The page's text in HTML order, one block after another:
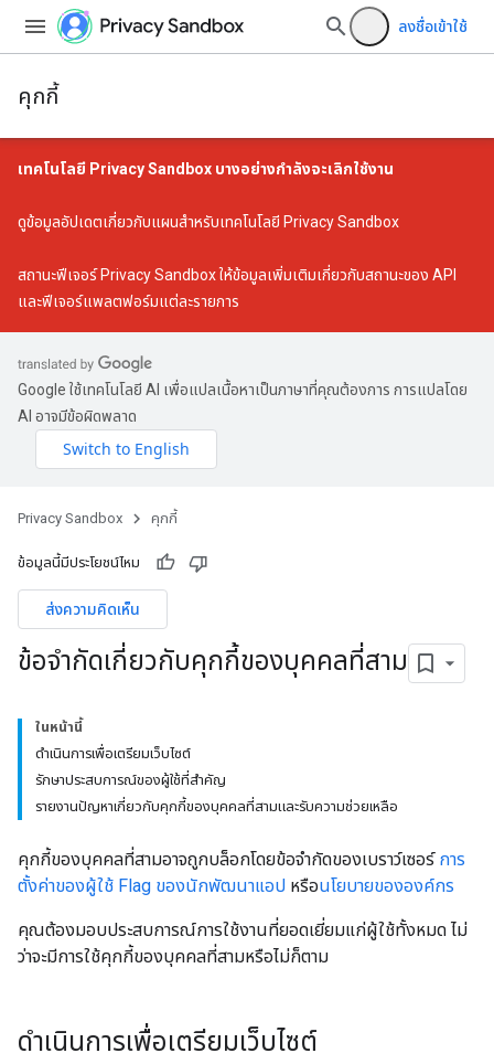
ลงชื่อเข้าใช้
คุกกี้
เทคโนโลยี Privacy Sandbox บางอย่างกำลังจะเลิกใช้งาน
ดูข้อมูลอัปเดตเกี่ยวกับแผนสำหรับเทคโนโลยี Privacy Sandbox
สถานะฟีเจอร์ Privacy Sandboxให้ข้อมูลเพิ่มเติมเกี่ยวกับสถานะของ API
และฟีเจอร์แพลตฟอร์มแต่ละรายการ
Google ใช้เทคโนโลยี AI เพื่อแปลเนื้อหาเป็นภาษาที่คุณต้องการ การแปลโดย
AI อาจมีข้อผิดพลาด
Privacy Sandbox คุกกี้
ข้อมูลนี้มีประโยชน์ไหม
ส่งความคิดเห็น
ข้อจำกัดเกี่ยวกับคุกกี้ของบุคคลที่สาม
ในหน้านี้
ดำเนินการเพื่อเตรียมเว็บไซต์
รักษาประสบการณ์ของผู้ใช้ที่สําคัญ
รายงานปัญหาเกี่ยวกับคุกกี้ของบุคคลที่สามและรับความช่วยเหลือ
คุกกี้ของบุคคลที่สามอาจถูกบล็อกโดยข้อจำกัดของเบราว์เซอร์ การ
ตั้งค่าของผู้ใช้ Flag ของนักพัฒนาแอป หรือนโยบายขององค์กร
คุณต้องมอบประสบการณ์การใช้งานที่ยอดเยี่ยมแก่ผู้ใช้ทั้งหมด ไม่
ว่าจะมีการใช้คุกกี้ของบุคคลที่สามหรือไม่ก็ตาม
ดำเนินการเพื่อเตรียมเว็บไซต์